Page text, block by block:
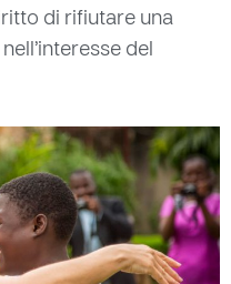
di rifiutare una
del